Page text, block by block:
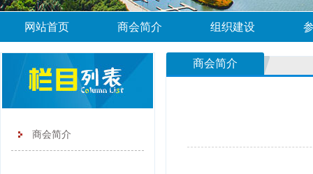
网站首页 商会简介 组织建设
商会简介
商会简介